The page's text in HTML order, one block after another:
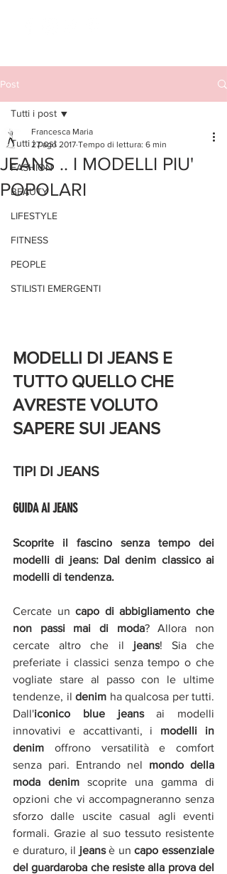
Post
Tutti i post
FASHION
BEAUTY
LIFESTYLE
FITNESS
PEOPLE
STILISTI EMERGENTI
Tutti i post
JEANS .. I MODELLI PIU'
POPOLARI
Francesca Maria
27 ago 2017 Tempo di lettura: 6 min
MODELLI DI JEANS E
TUTTO QUELLO CHE
AVRESTE VOLUTO
SAPERE SUI JEANS
TIPI DI JEANS
GUIDA AI JEANS
Scoprite il fascino senza tempo dei
modelli di jeans: Dal denim classico ai
modelli di tendenza.
Cercate un capo di abbigliamento che
non passi mai di moda? Allora non
cercate altro che il jeans! Sia che
preferiate i classici senza tempo o che
vogliate stare al passo con le ultime
tendenze, il denim ha qualcosa per tutti.
Dall'iconico blue jeans ai modelli
innovativi e accattivanti, i modelli in
denim offrono versatilità e comfort
senza pari. Entrando nel mondo della
moda denim scoprite una gamma di
opzioni che vi accompagneranno senza
sforzo dalle uscite casual agli eventi
formali. Grazie al suo tessuto resistente
e duraturo, il jeans è un capo essenziale
del guardaroba che resiste alla prova del